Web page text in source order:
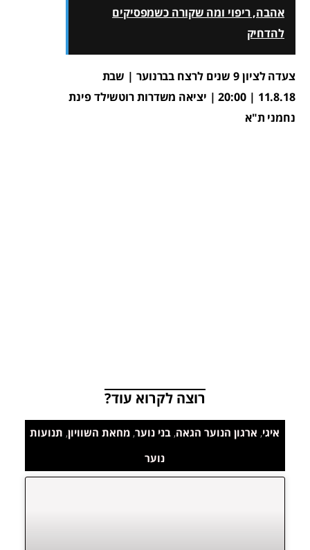
אהבה, ריפוי ומה שקורה כשמפסיקים
להדחיק
צעדה לציון 9 שנים לרצח בברנוער | שבת
11.8.18 | 20:00 | יציאה משדרות רוטשילד פינת
נחמני ת"א
רוצה לקרוא עוד?
איגי, ארגון הנוער הגאה,בני נוער,מחאת השוויון, תנועות
נוער